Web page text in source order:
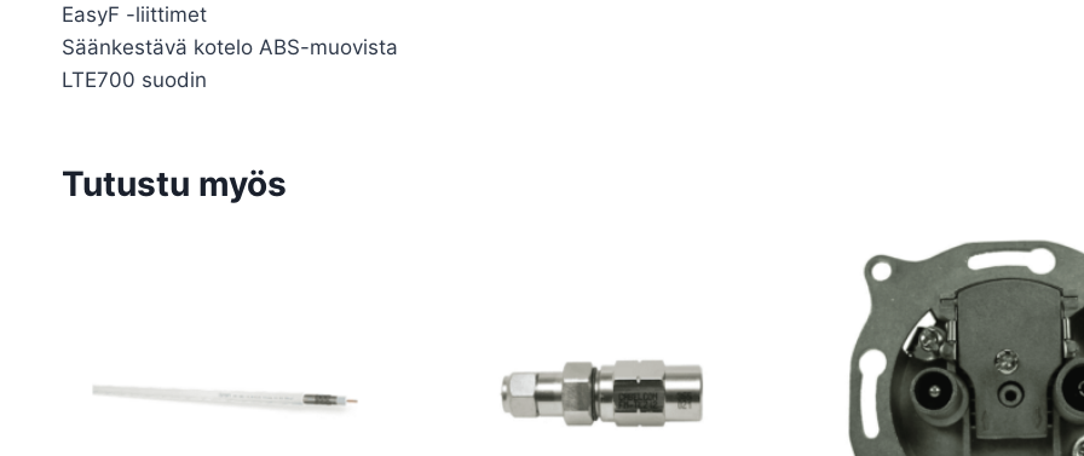
EasyF -liittimet
Säänkestävä kotelo ABS-muovista
LTE700 suodin
Tutustu myös